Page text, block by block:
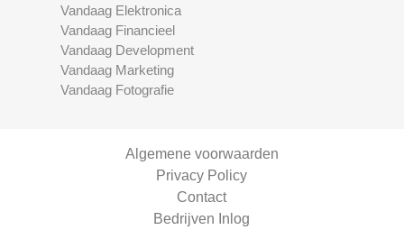
Vandaag Elektronica
Vandaag Financieel
Vandaag Development
Vandaag Marketing
Vandaag Fotografie
Algemene voorwaarden
Privacy Policy
Contact
Bedrijven Inlog